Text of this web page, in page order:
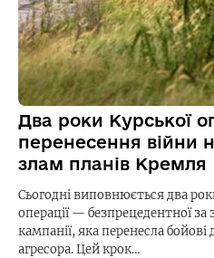
Два роки Курської
перенесення війни
злам планів Кремля
Сьогодні виповнюється два
операції — безпрецедентної
кампанії, яка перенесла
агресора. Цей крок…